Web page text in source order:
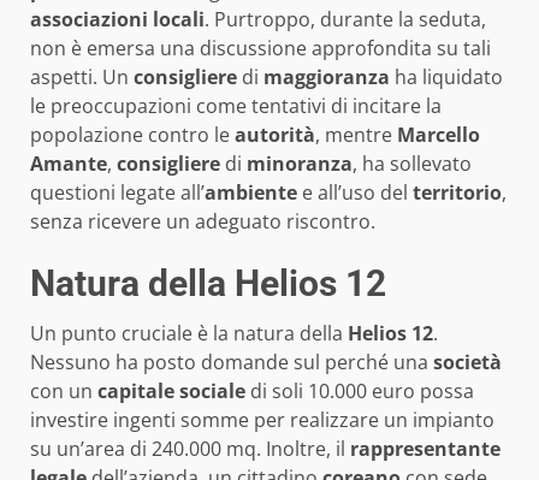
associazioni locali. Purtroppo, durante la seduta,
non è emersa una discussione approfondita su tali
aspetti. Un consigliere di maggioranza ha liquidato
le preoccupazioni come tentativi di incitare la
popolazione contro leautorità, mentre Marcello
Amante, consigliere di minoranza, ha sollevato
questioni legate all’ambiente e all’uso del territorio,
senza ricevere un adeguato riscontro.
Natura della Helios 12
Un punto cruciale è la natura della Helios 12.
Nessuno ha posto domande sul perché una società
con un capitale sociale di soli 10.000 euro possa
investire ingenti somme per realizzare un impianto
su un’area di 240.000 mq. Inoltre, il rappresentante